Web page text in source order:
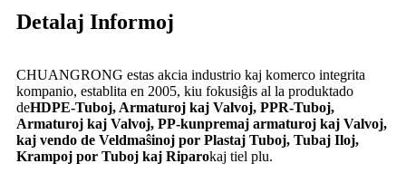
Detalaj Informoj
CHUANGRONG estas akcia industrio kaj komerco integrita
kompanio, establita en 2005, kiu fokusiĝis al la produktado
deHDPE-Tuboj, Armaturoj kaj Valvoj, PPR-Tuboj,
Armaturoj kaj Valvoj, PP-kunpremaj armaturoj kaj Valvoj,
kaj vendo de Veldmaŝinoj por Plastaj Tuboj, Tubaj Iloj,
Krampoj por Tuboj kaj Riparokaj tiel plu.